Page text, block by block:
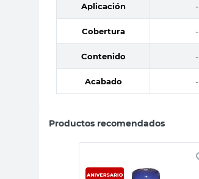
Aplicación -
Cobertura -
Contenido -
Acabado -
Productos recomendados